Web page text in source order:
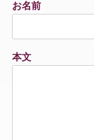
お名前
本文